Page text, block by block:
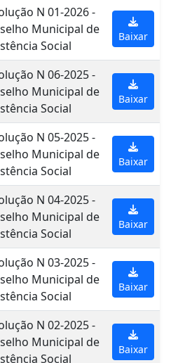
N 01-2026 -
Municipal de
Social
Baixar
N 06-2025 -
Municipal de
Social
Baixar
N 05-2025 -
Municipal de
Social
Baixar
N 04-2025 -
Municipal de
Social
Baixar
N 03-2025 -
Municipal de
Social
Baixar
N 02-2025 -
Municipal de
Social
Baixar